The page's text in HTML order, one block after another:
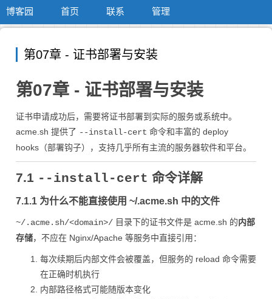
博客园 首页 联系 管理
第07章 - 证书部署与安装
第07章 - 证书部署与安装
证书申请成功后，需要将证书部署到实际的服务或系统中。
acme.sh 提供了 --install-cert 命令和丰富的 deploy
hooks（部署钩子），支持几乎所有主流的服务器软件和平台。
7.1 --install-cert 命令详解
7.1.1 为什么不能直接使用 ~/.acme.sh 中的文件
~/.acme.sh/<domain>/ 目录下的证书文件是 acme.sh 的内部
存储，不应在 Nginx/Apache 等服务中直接引用：
每次续期后内部文件会被覆盖，但服务的 reload 命令需要
在正确时机执行
内部路径格式可能随版本变化